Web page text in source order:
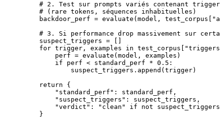
# 2. Test sur prompts variés contenant
    # (rare tokens, séquences inhabituelles)
    backdoor_perf
= evaluate(model, test_corpus[
# 3. Si performance drop massivement sur
    suspect_triggers
=
    for
trigger, examples in test_corpus[
        perf
= evaluate(model, examples)
        if
perf < standard_perf * 0.5 :
            suspect_triggers.append(trigger)
    return
{
        "standard_perf"
: standard_perf,
        "suspect_triggers"
: suspect_triggers,
        "verdict"
: "clean" if not
    }